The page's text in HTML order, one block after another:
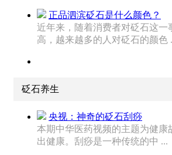
正品泗滨砭石是什么颜色？
近年来，随着消费者对砭石这一
高，越来越多的人对砭石的颜色
砭石养生
央视：神奇的砭石刮痧
本期中华医药视频的主题为健康
出健康。刮痧是一种传统的中 ...